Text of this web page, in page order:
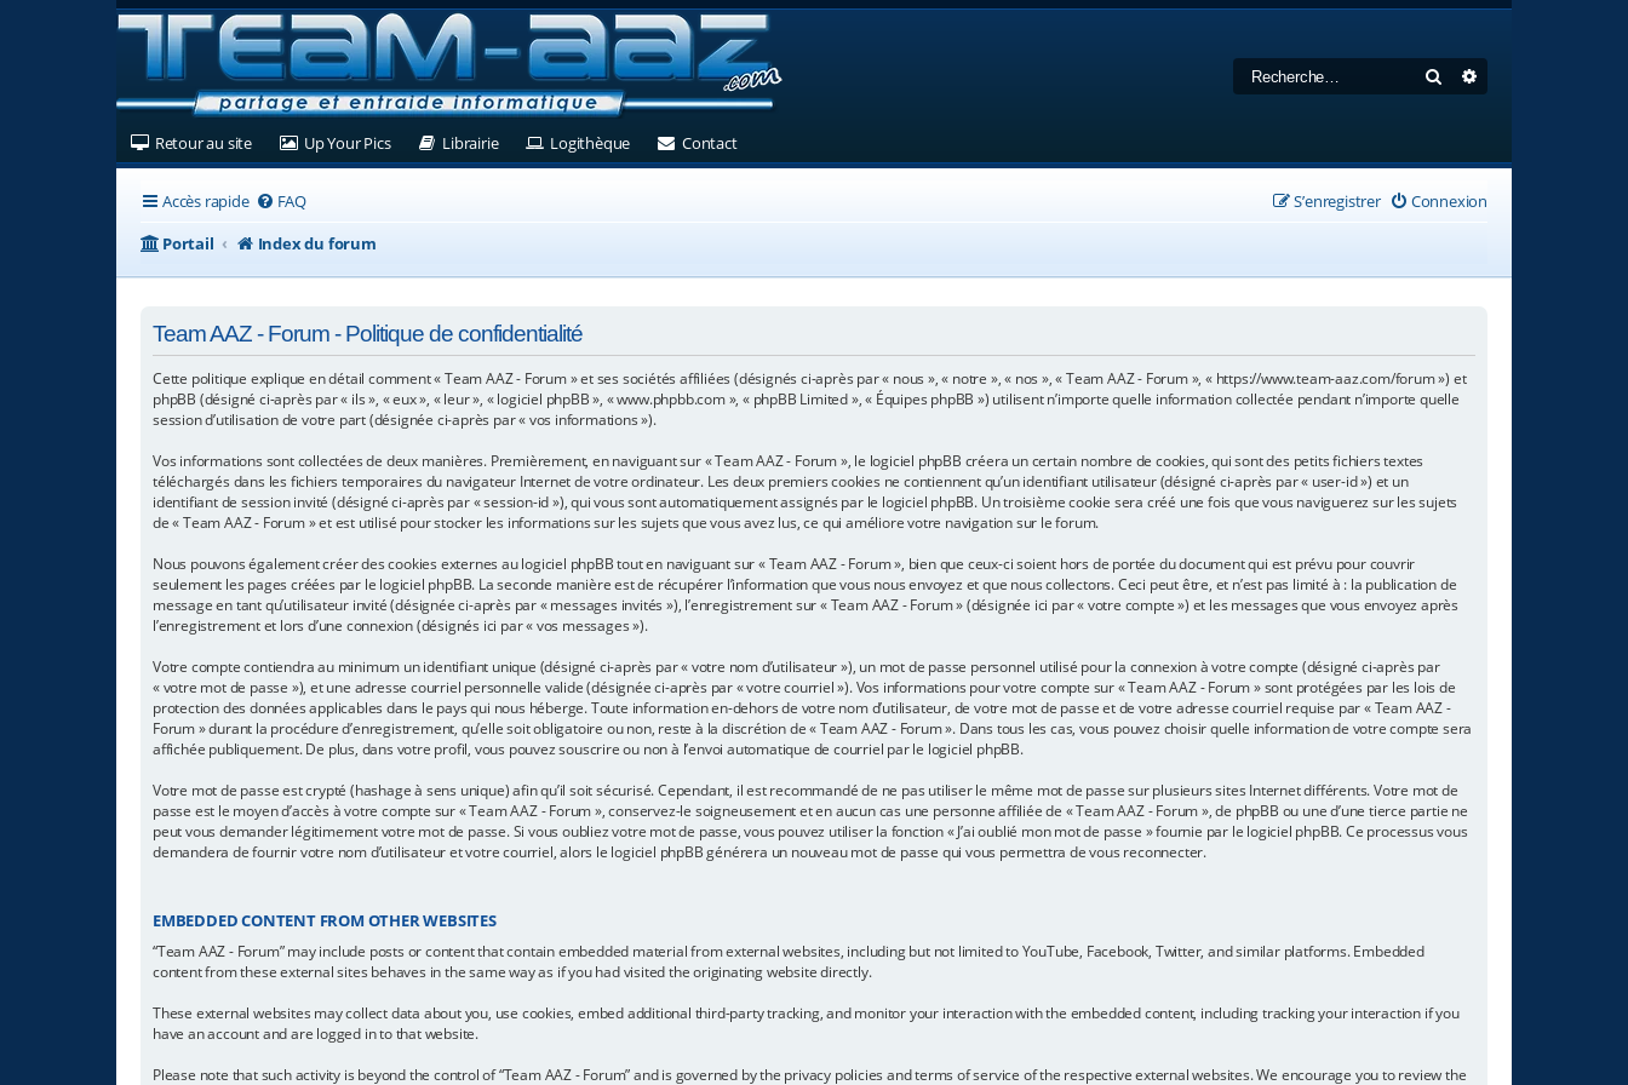
Rechercher
Retour au site(Ouvre un nouvel onglet)
Up Your Pics(Ouvre un nouvel onglet)
Librairie(Ouvre un nouvel onglet)
Logithèque(Ouvre un nouvel onglet)
Contact(Ouvre un nouvel onglet)
Accès rapide FAQ Connexion
S’enregistrer
Portail
Index du forum
Team AAZ - Forum - Politique de confidentialité
Cette politique explique en détail comment « Team AAZ - Forum » et ses sociétés affiliées (désignés ci-après par « nous », « notre », « nos », « Team AAZ - Forum », « https://www.team-aaz.com/forum ») et
phpBB (désigné ci-après par « ils », « eux », « leur », « logiciel phpBB », « www.phpbb.com », « phpBB Limited », « Équipes phpBB ») utilisent n’importe quelle information collectée pendant n’importe quelle
session d’utilisation de votre part (désignée ci-après par « vos informations »).
Vos informations sont collectées de deux manières. Premièrement, en naviguant sur « Team AAZ - Forum », le logiciel phpBB créera un certain nombre de cookies, qui sont des petits fichiers textes
téléchargés dans les fichiers temporaires du navigateur Internet de votre ordinateur. Les deux premiers cookies ne contiennent qu’un identifiant utilisateur (désigné ci-après par « user-id ») et un
identifiant de session invité (désigné ci-après par « session-id »), qui vous sont automatiquement assignés par le logiciel phpBB. Un troisième cookie sera créé une fois que vous naviguerez sur les sujets
de « Team AAZ - Forum » et est utilisé pour stocker les informations sur les sujets que vous avez lus, ce qui améliore votre navigation sur le forum.
Nous pouvons également créer des cookies externes au logiciel phpBB tout en naviguant sur « Team AAZ - Forum », bien que ceux-ci soient hors de portée du document qui est prévu pour couvrir
seulement les pages créées par le logiciel phpBB. La seconde manière est de récupérer l’information que vous nous envoyez et que nous collectons. Ceci peut être, et n’est pas limité à : la publication de
message en tant qu’utilisateur invité (désignée ci-après par « messages invités »), l’enregistrement sur « Team AAZ - Forum » (désignée ici par « votre compte ») et les messages que vous envoyez après
l’enregistrement et lors d’une connexion (désignés ici par « vos messages »).
Votre compte contiendra au minimum un identifiant unique (désigné ci-après par « votre nom d’utilisateur »), un mot de passe personnel utilisé pour la connexion à votre compte (désigné ci-après par
« votre mot de passe »), et une adresse courriel personnelle valide (désignée ci-après par « votre courriel »). Vos informations pour votre compte sur « Team AAZ - Forum » sont protégées par les lois de
protection des données applicables dans le pays qui nous héberge. Toute information en-dehors de votre nom d’utilisateur, de votre mot de passe et de votre adresse courriel requise par « Team AAZ -
Forum » durant la procédure d’enregistrement, qu’elle soit obligatoire ou non, reste à la discrétion de « Team AAZ - Forum ». Dans tous les cas, vous pouvez choisir quelle information de votre compte sera
affichée publiquement. De plus, dans votre profil, vous pouvez souscrire ou non à l’envoi automatique de courriel par le logiciel phpBB.
Votre mot de passe est crypté (hashage à sens unique) afin qu’il soit sécurisé. Cependant, il est recommandé de ne pas utiliser le même mot de passe sur plusieurs sites Internet différents. Votre mot de
passe est le moyen d’accès à votre compte sur « Team AAZ - Forum », conservez-le soigneusement et en aucun cas une personne affiliée de « Team AAZ - Forum », de phpBB ou une d’une tierce partie ne
peut vous demander légitimement votre mot de passe. Si vous oubliez votre mot de passe, vous pouvez utiliser la fonction « J’ai oublié mon mot de passe » fournie par le logiciel phpBB. Ce processus vous
demandera de fournir votre nom d’utilisateur et votre courriel, alors le logiciel phpBB générera un nouveau mot de passe qui vous permettra de vous reconnecter.
EMBEDDED CONTENT FROM OTHER WEBSITES
“Team AAZ - Forum” may include posts or content that contain embedded material from external websites, including but not limited to YouTube, Facebook, Twitter, and similar platforms. Embedded
content from these external sites behaves in the same way as if you had visited the originating website directly.
These external websites may collect data about you, use cookies, embed additional third-party tracking, and monitor your interaction with the embedded content, including tracking your interaction if you
have an account and are logged in to that website.
Please note that such activity is beyond the control of “Team AAZ - Forum” and is governed by the privacy policies and terms of service of the respective external websites. We encourage you to review the